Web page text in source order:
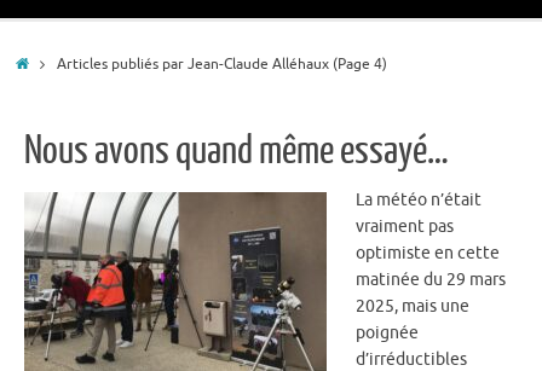
AccueilArticles publiés par Jean-Claude Alléhaux(Page 4)
Nous avons quand même essayé…
La météo n’était
vraiment pas
optimiste en cette
matinée du 29 mars
2025, mais une
poignée
d’irréductibles